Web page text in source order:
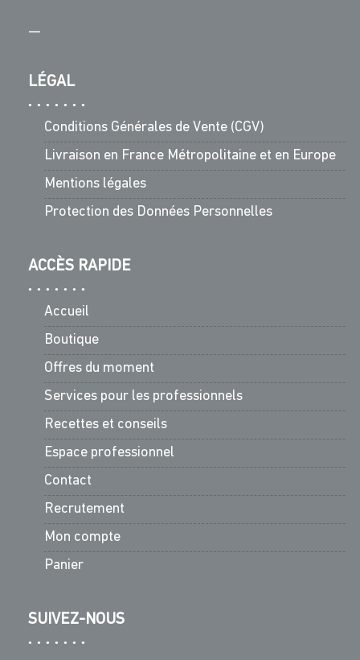
—
LÉGAL
Conditions Générales de Vente (CGV)
Livraison en France Métropolitaine et en Europe
Mentions légales
Protection des Données Personnelles
ACCÈS RAPIDE
Accueil
Boutique
Offres du moment
Services pour les professionnels
Recettes et conseils
Espace professionnel
Contact
Recrutement
Mon compte
Panier
SUIVEZ-NOUS